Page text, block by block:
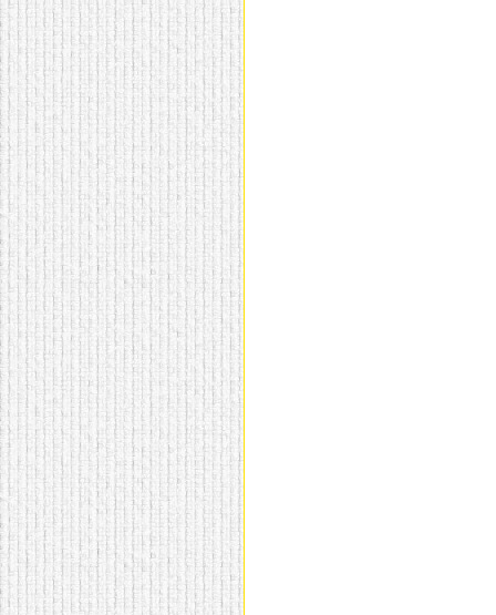
домашнем использовании.
Эта мебель имеет
некоторые преимущества
перед той же стенкой для
гостиной, к примеру,
поскольку она более
легкая и не загромождает
пространство. В спальне
этот предмет можно
поставить у изголовья
кровати, чтобы заполнить
пустующее там
место. Также стеллажи
очень часто используют в
качестве разграничителей
комнаты, например, на
рабочую зону и
пространство для отдыха.
Особенно это актуально
для однокомнатных
квартир.